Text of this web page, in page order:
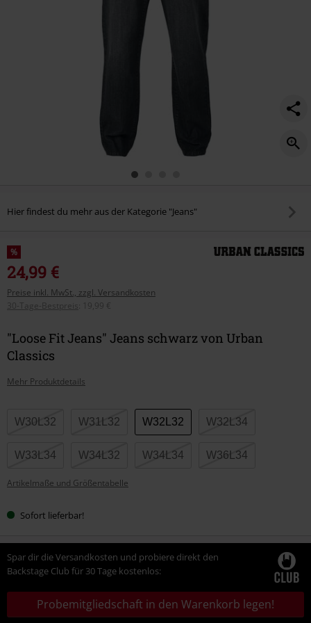
Hier findest du mehr aus der Kategorie "Jeans"
%
24,99 €
Preise inkl. MwSt., zzgl. Versandkosten
30-Tage-Bestpreis
19,99 €
"Loose Fit Jeans" Jeans schwarz von Urban
Classics
Mehr Produktdetails
Wähle
Größe
W30L32 W31L32 W32L32 W32L34
W33L34 W34L32 W34L34 W36L34
Artikelmaße und Größentabelle
Sofort lieferbar!
Spar dir die Versandkosten und probiere direkt den
Backstage Club für 30 Tage kostenlos:
Probemitgliedschaft in den Warenkorb legen!